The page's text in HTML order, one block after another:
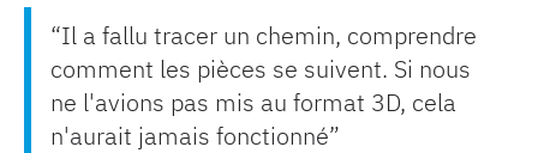
“Il a fallu tracer un chemin, comprendre
comment les pièces se suivent. Si nous
ne l'avions pas mis au format 3D, cela
n'aurait jamais fonctionné”